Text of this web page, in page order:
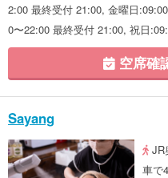
2:00 最終受付 21:00, 金曜日
0〜22:00 最終受付 21:00, 祝日
空席確
Sayang
JR
車で